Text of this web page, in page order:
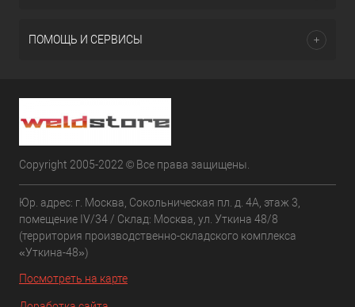
ПОМОЩЬ И СЕРВИСЫ
Copyright 2005-2022 © Все права защищены.
Юр. адрес: г. Москва, Сокольническая пл. д. 4А, этаж 3,
помещение IV/34 / Склад: Москва, ул. Уткина 48/8
(территория производственно-складского комплекса
«Уткина-48»)
Посмотреть на карте